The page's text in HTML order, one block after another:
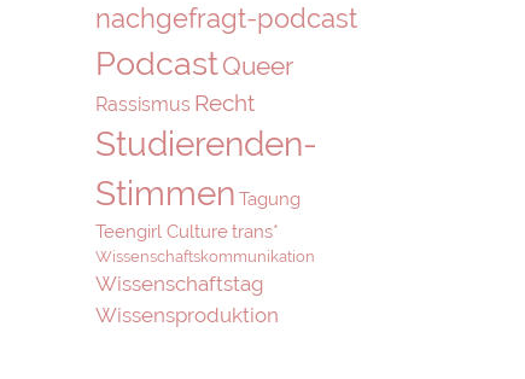
nachgefragt-podcast
PodcastQueer
Rassismus Recht
Studierenden-
Stimmen Tagung
Teengirl Culturetrans*
Wissenschaftskommunikation
Wissenschaftstag
Wissensproduktion